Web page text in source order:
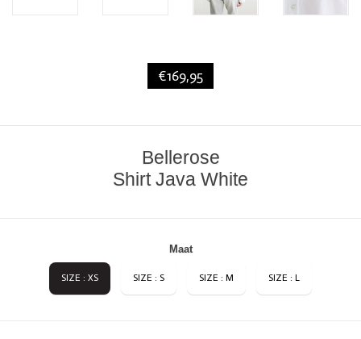
€169,95
Bellerose
Shirt Java White
Maat
SIZE : XS SIZE : S SIZE : M SIZE : L